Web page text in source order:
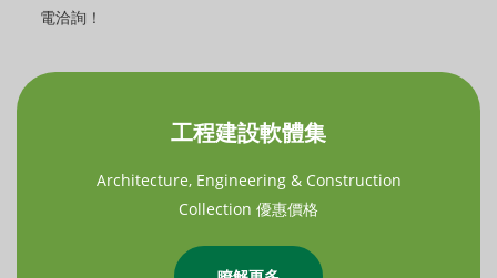
電洽詢！
工程建設軟體集
Architecture, Engineering & Construction
Collection 優惠價格